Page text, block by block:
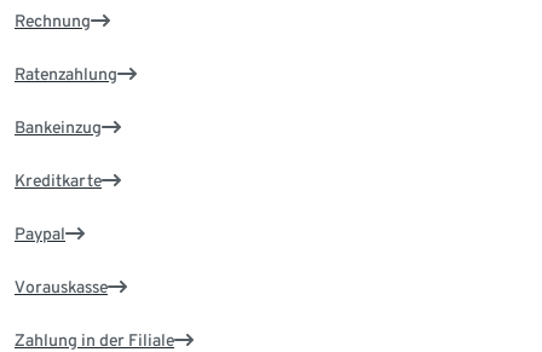
Rechnung
Ratenzahlung
Bankeinzug
Kreditkarte
Paypal
Vorauskasse
Zahlung in der Filiale